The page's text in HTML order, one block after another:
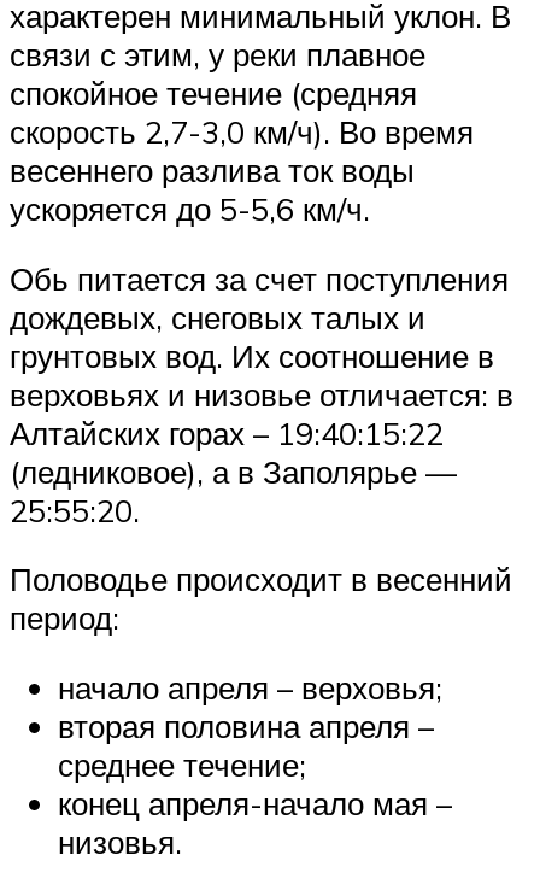
характерен минимальный уклон. В
связи с этим, у реки плавное
спокойное течение (средняя
скорость 2,7-3,0 км/ч). Во время
весеннего разлива ток воды
ускоряется до 5-5,6 км/ч.
Обь питается за счет поступления
дождевых, снеговых талых и
грунтовых вод. Их соотношение в
верховьях и низовье отличается: в
Алтайских горах – 19:40:15:22
(ледниковое), а в Заполярье —
25:55:20.
Половодье происходит в весенний
период:
начало апреля – верховья;
вторая половина апреля –
среднее течение;
конец апреля-начало мая –
низовья.